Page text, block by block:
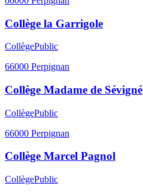
Collège la Garrigole
CollègePublic
66000 Perpignan
Collège Madame de Sévigné
CollègePublic
66000 Perpignan
Collège Marcel Pagnol
CollègePublic